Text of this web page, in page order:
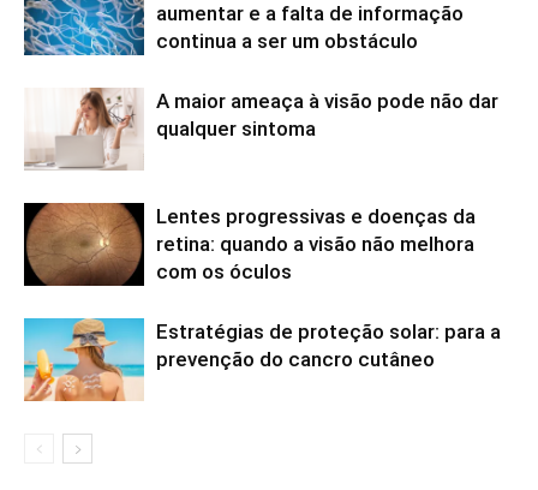
aumentar e a falta de informação
continua a ser um obstáculo
A maior ameaça à visão pode não dar
qualquer sintoma
Lentes progressivas e doenças da
retina: quando a visão não melhora
com os óculos
Estratégias de proteção solar: para a
prevenção do cancro cutâneo